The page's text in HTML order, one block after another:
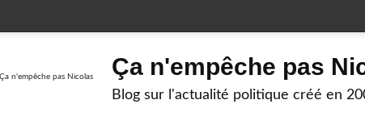
Ça n'empêche pas
Blog sur l'actualité politique créé en